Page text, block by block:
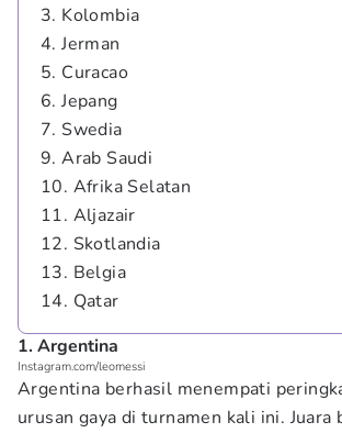
3. Kolombia
4. Jerman
5. Curacao
6. Jepang
7. Swedia
9. Arab Saudi
10. Afrika Selatan
11. Aljazair
12. Skotlandia
13. Belgia
14. Qatar
1. Argentina
Instagram.com/leomessi
Argentina berhasil menempati
urusan gaya di turnamen kali ini. Juara